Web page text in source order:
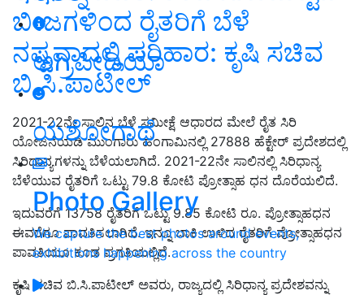
ಅಗ್ರಿಪೀಡಿಯಾ
ಯಶೋಗಾಥೆ
Photo Gallery
We capture the best photos around events,
exhibitions happening across the country
ಬೀಜಗಳಿಂದ ರೈತರಿಗೆ ಬೆಳೆ
ನಷ್ಟವಾದಲ್ಲಿ ಪರಿಹಾರ: ಕೃಷಿ ಸಚಿವ
ಬಿ.ಸಿ.ಪಾಟೀಲ್‌
2021-22ನೇ ಸಾಲಿನ ಬೆಳೆ ಸಮೀಕ್ಷೆ ಆಧಾರದ ಮೇಲೆ ರೈತ ಸಿರಿ
ಯೋಜನೆಯಡಿ ಮುಂಗಾರು ಹಂಗಾಮಿನಲ್ಲಿ 27888 ಹೆಕ್ಟೇರ್ ಪ್ರದೇಶದಲ್ಲಿ
ಸಿರಿಧಾನ್ಯಗಳನ್ನು ಬೆಳೆಯಲಾಗಿದೆ. 2021-22ನೇ ಸಾಲಿನಲ್ಲಿ ಸಿರಿಧಾನ್ಯ
ಬೆಳೆಯುವ ರೈತರಿಗೆ ಒಟ್ಟು 79.8 ಕೋಟಿ ಪ್ರೋತ್ಸಾಹ ಧನ ದೊರೆಯಲಿದೆ.
ಇದುವರೆಗೆ 13758 ರೈತರಿಗೆ ಒಟ್ಟು 9.85 ಕೋಟಿ ರೂ. ಪ್ರೋತ್ಸಾಹಧನ
ಈವರೆಗೂ ಪಾವತಿಸಲಾಗಿದೆ. ಇನ್ನೂ ಬಾಕಿ ಉಳಿದ ರೈತರಿಗೆ ಪ್ರೋತ್ಸಾಹಧನ
ಪಾವತಿಯೂ ಕೂಡ ಪ್ರಗತಿಯಲ್ಲಿದೆ.
ಕೃಷಿ ಸಚಿವ ಬಿ.ಸಿ.ಪಾಟೀಲ್ ಅವರು, ರಾಜ್ಯದಲ್ಲಿ ಸಿರಿಧಾನ್ಯ ಪ್ರದೇಶವನ್ನು